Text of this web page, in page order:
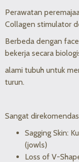
Perawatan
Collagen stimulator
Berbeda dengan
bekerja secara
alami tubuh untuk
turun.
Sangat
Sagging Skin:
(jowls)
Loss of V-